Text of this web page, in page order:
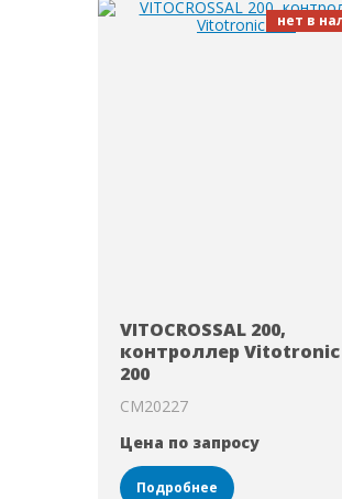
нет в
VITOCROSSAL 200,
контроллер Vitotronic
200
CM20227
Цена по запросу
Подробнее